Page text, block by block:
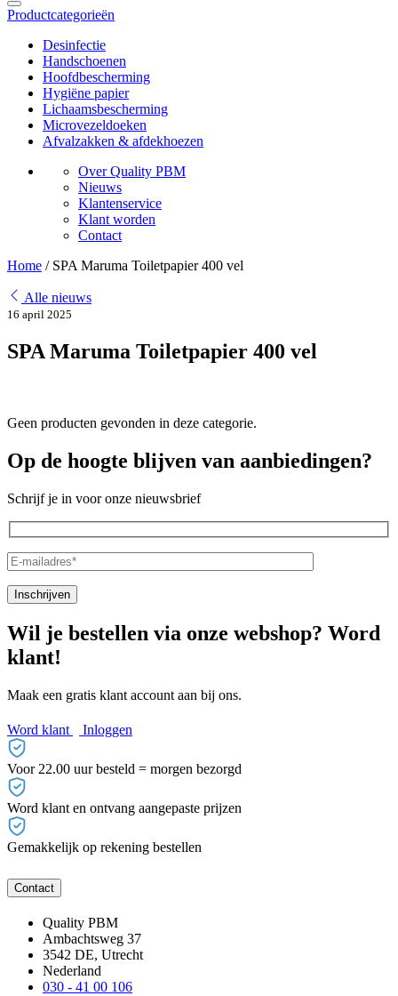
Productcategorieën
Desinfectie
Handschoenen
Hoofdbescherming
Hygiëne papier
Lichaamsbescherming
Microvezeldoeken
Afvalzakken & afdekhoezen
Over Quality PBM
Nieuws
Klantenservice
Klant worden
Contact
Home / SPA Maruma Toiletpapier 400 vel
Alle nieuws
16 april 2025
SPA Maruma Toiletpapier 400 vel
Geen producten gevonden in deze categorie.
Op de hoogte blijven van aanbiedingen?
Schrijf je in voor onze nieuwsbrief
Wil je bestellen via onze webshop? Word
klant!
Maak een gratis klant account aan bij ons.
Word klant Inloggen
Voor 22.00 uur besteld = morgen bezorgd
Word klant en ontvang aangepaste prijzen
Gemakkelijk op rekening bestellen
Contact
Quality PBM
Ambachtsweg 37
3542 DE, Utrecht
Nederland
030 - 41 00 106